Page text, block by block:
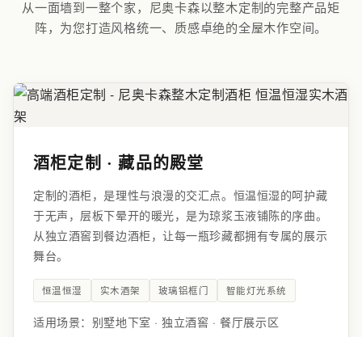
从一面墙到一整个家，尼奥卡森以整木定制的完整产品矩
阵，为您打造风格统一、质感卓绝的全屋木作空间。
酒柜定制 · 藏品的殿堂
定制的酒柜，是理性与浪漫的交汇点。恒温恒湿的呵护藏
于无声，层板下晕开的暖光，是为琼浆玉液铺陈的序曲。
从独立酒窖到餐边酒柜，让每一瓶珍藏都拥有专属的展示
舞台。
恒温恒湿 实木酒架 玻璃铝框门 智能灯光系统
适用场景：别墅地下室 · 独立酒窖 · 餐厅展示区